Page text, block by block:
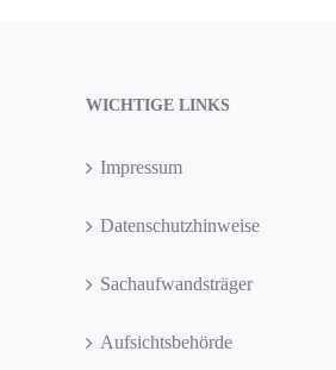
WICHTIGE LINKS
Impressum
Datenschutzhinweise
Sachaufwandsträger
Aufsichtsbehörde